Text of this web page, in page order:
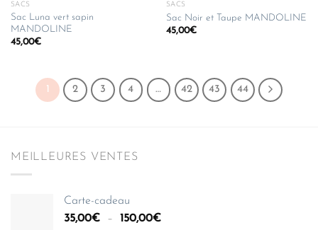
SACS
Sac Luna vert sapin
MANDOLINE
45,00€
SACS
Sac Noir et Taupe MANDOLINE
45,00€
1 2 3 4 … 42 43 44
MEILLEURES VENTES
Carte-cadeau
35,00€ – 150,00€Plage